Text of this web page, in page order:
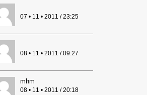
07 • 11 • 2011 / 23:25
08 • 11 • 2011 / 09:27
mhm
08 • 11 • 2011 / 20:18